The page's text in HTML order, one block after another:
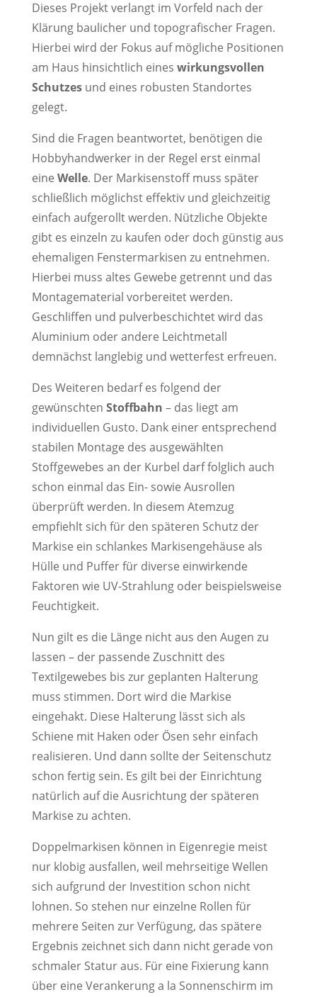
Dieses Projekt verlangt im Vorfeld nach der
Klärung baulicher und topografischer Fragen.
Hierbei wird der Fokus auf mögliche Positionen
am Haus hinsichtlich eines wirkungsvollen
Schutzesund eines robusten Standortes
gelegt.
Sind die Fragen beantwortet, benötigen die
Hobbyhandwerker in der Regel erst einmal
eine Welle. Der Markisenstoff muss später
schließlich möglichst effektiv und gleichzeitig
einfach aufgerollt werden. Nützliche Objekte
gibt es einzeln zu kaufen oder doch günstig aus
ehemaligen Fenstermarkisen zu entnehmen.
Hierbei muss altes Gewebe getrennt und das
Montagematerial vorbereitet werden.
Geschliffen und pulverbeschichtet wird das
Aluminium oder andere Leichtmetall
demnächst langlebig und wetterfest erfreuen.
Des Weiteren bedarf es folgend der
gewünschten Stoffbahn – das liegt am
individuellen Gusto. Dank einer entsprechend
stabilen Montage des ausgewählten
Stoffgewebes an der Kurbel darf folglich auch
schon einmal das Ein- sowie Ausrollen
überprüft werden. In diesem Atemzug
empfiehlt sich für den späteren Schutz der
Markise ein schlankes Markisengehäuse als
Hülle und Puffer für diverse einwirkende
Faktoren wie UV-Strahlung oder beispielsweise
Feuchtigkeit.
Nun gilt es die Länge nicht aus den Augen zu
lassen – der passende Zuschnitt des
Textilgewebes bis zur geplanten Halterung
muss stimmen. Dort wird die Markise
eingehakt. Diese Halterung lässt sich als
Schiene mit Haken oder Ösen sehr einfach
realisieren. Und dann sollte der Seitenschutz
schon fertig sein. Es gilt bei der Einrichtung
natürlich auf die Ausrichtung der späteren
Markise zu achten.
Doppelmarkisen können in Eigenregie meist
nur klobig ausfallen, weil mehrseitige Wellen
sich aufgrund der Investition schon nicht
lohnen. So stehen nur einzelne Rollen für
mehrere Seiten zur Verfügung, das spätere
Ergebnis zeichnet sich dann nicht gerade von
schmaler Statur aus. Für eine Fixierung kann
über eine Verankerung a la Sonnenschirm im